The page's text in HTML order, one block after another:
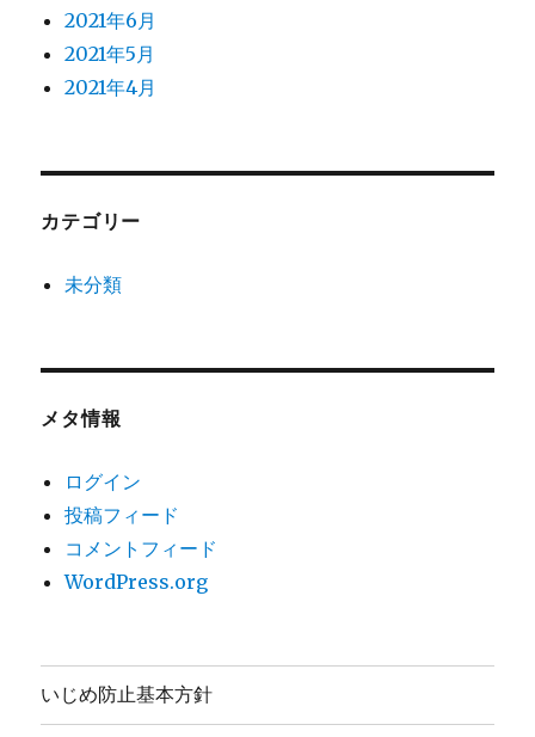
2021年6月
2021年5月
2021年4月
カテゴリー
未分類
メタ情報
ログイン
投稿フィード
コメントフィード
WordPress.org
いじめ防止基本方針